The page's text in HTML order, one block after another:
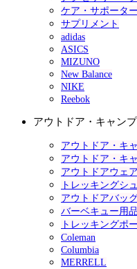
ケア・サポータ
サプリメント
adidas
ASICS
MIZUNO
New Balance
NIKE
Reebok
アウトドア・キャン
アウトドア・キ
アウトドア・キ
アウトドアウェア
トレッキングシ
アウトドアバッ
バーベキュー用品
トレッキングポ
Coleman
Columbia
MERRELL